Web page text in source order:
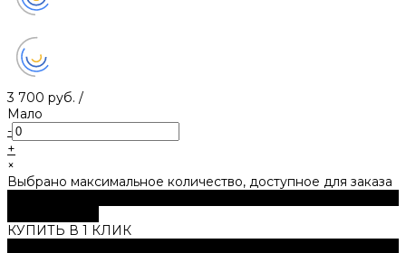
3 700 руб. /
Мало
-
+
×
Выбрано максимальное количество, доступное для заказа
КУПИТЬ В 1 КЛИК